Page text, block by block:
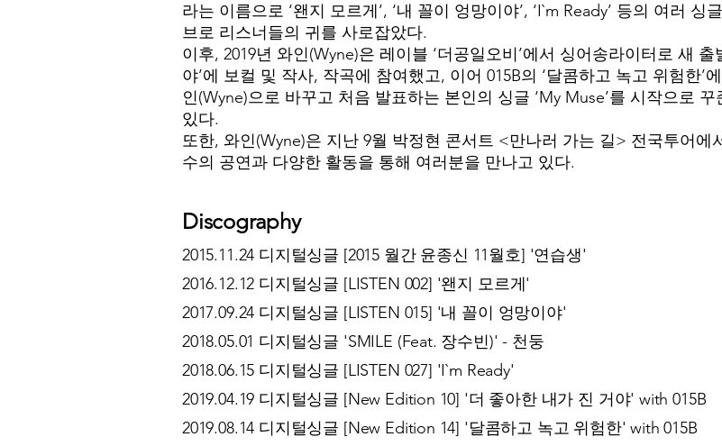
라는 이름으로 ‘왠지 모르게’, ‘내 꼴이 엉망이야’, ‘I`m Ready’ 등의 여러
브로 리스너들의 귀를 사로잡았다.
이후, 2019년 와인(Wyne)은 레이블 ‘더공일오비’에서 싱어송라이터로 새
야’에 보컬 및 작사, 작곡에 참여했고, 이어 015B의 ‘달콤하고 녹고 위험한
인(Wyne)으로 바꾸고 처음 발표하는 본인의 싱글 ‘My Muse’를 시작으로
있다.
또한, 와인(Wyne)은 지난 9월 박정현 콘서트 <만나러 가는 길> 전국투어
수의 공연과 다양한 활동을 통해 여러분을 만나고 있다.
Discography
2015.11.24 디지털싱글 [2015 월간 윤종신 11월호] '연습생'
2016.12.12 디지털싱글 [LISTEN 002] '왠지 모르게'
2017.09.24 디지털싱글 [LISTEN 015] '내 꼴이 엉망이야'
2018.05.01 디지털싱글 'SMILE (Feat. 장수빈)' - 천둥
2018.06.15 디지털싱글 [LISTEN 027] 'I`m Ready'
2019.04.19 디지털싱글 [New Edition 10] '더 좋아한 내가 진 거야' with 015B
2019.08.14 디지털싱글 [New Edition 14] '달콤하고 녹고 위험한' with 015B